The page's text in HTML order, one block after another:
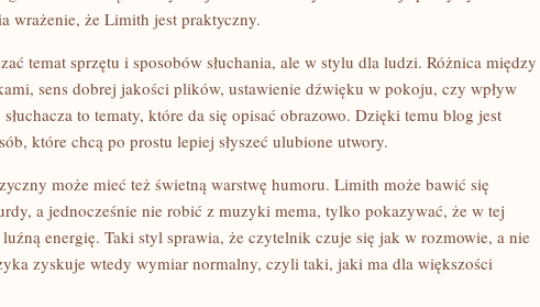
wrażenie, że Limith jest praktyczny.
temat sprzętu i sposobów słuchania, ale w stylu dla ludzi. Różnica między
sens dobrej jakości plików, ustawienie dźwięku w pokoju, czy wpływ
to tematy, które da się opisać obrazowo. Dzięki temu blog jest
które chcą po prostu lepiej słyszeć ulubione utwory.
może mieć też świetną warstwę humoru. Limith może bawić się
a jednocześnie nie robić z muzyki mema, tylko pokazywać, że w tej
energię. Taki styl sprawia, że czytelnik czuje się jak w rozmowie, a nie
zyskuje wtedy wymiar normalny, czyli taki, jaki ma dla większości